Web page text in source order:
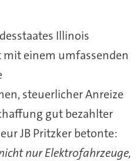
Illinois
einem umfassenden
steuerlicher Anreize
gut bezahlter
JB Pritzker betonte:
nur Elektrofahrzeuge,